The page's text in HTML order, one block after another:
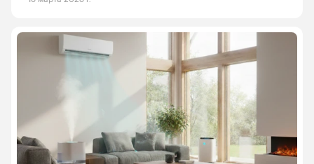
начали активно появляться на рынке и
отличались от современных моделей высоким
уровнем шума, энергопотребления и
ограниченной функциональностью.